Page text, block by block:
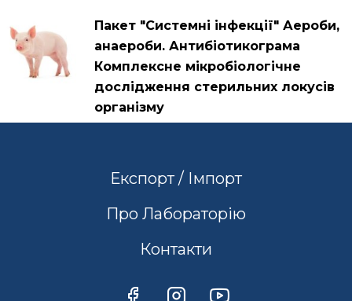
Пакет "Системні інфекції" Аероби,
анаероби. Антибіотикограма
Комплексне мікробіологічне
дослідження стерильних локусів
організму
Експорт / Імпорт
Про Лабораторію
Контакти